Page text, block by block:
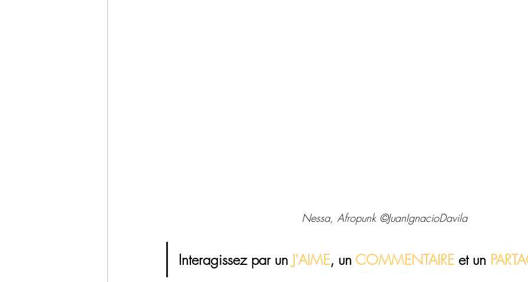
Nessa, Afropunk ©JuanIgnacioDavila
Interagissez par un J'AIME, un COMMENTAIRE et un